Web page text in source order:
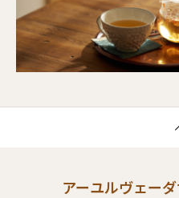
アーユルヴェー